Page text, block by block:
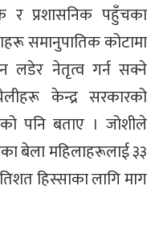
र प्रशासनिक पहुँचका
समानुपातिक कोटामा
लडेर नेतृत्व गर्न सक्ने
केन्द्र सरकारको
पनि बताए । जोशीले
बेला महिलाहरूलाई ३३
हिस्साका लागि माग